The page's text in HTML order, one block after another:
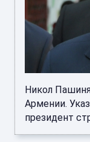
Никол
Армении.
президент